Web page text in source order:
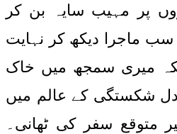
پر مہیب سایہ بن کر
سب ماجرا دیکھ کر نہایت
میری سمجھ میں خاک
دل شکستگی کے عالم میں
متوقع سفر کی ٹھانی۔